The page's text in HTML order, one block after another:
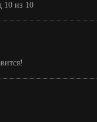
10 из 10